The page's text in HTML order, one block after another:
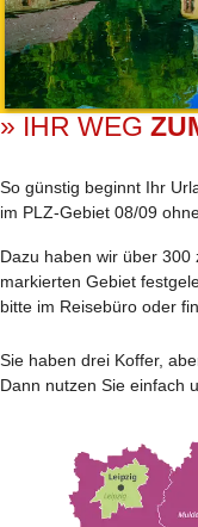
» IHR WEG
So günstig beginnt Ihr
im PLZ-Gebiet 08/09
Dazu haben wir über
markierten Gebiet
bitte im Reisebüro oder
Sie haben drei Koffer,
Dann nutzen Sie einfach